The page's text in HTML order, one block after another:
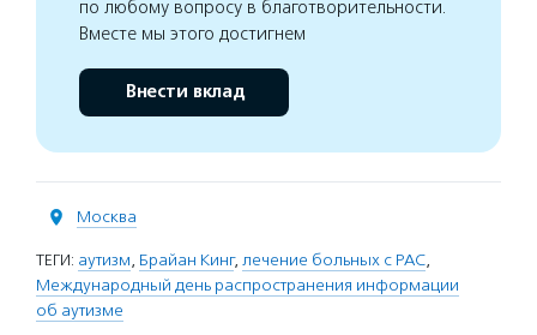
по любому вопросу в благотворительности.
Вместе мы этого достигнем
Внести вклад
Москва
ТЕГИ: аутизм, Брайан Кинг, лечение больных с РАС,
Международный день распространения информации
об аутизме